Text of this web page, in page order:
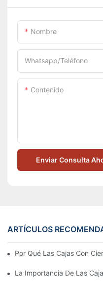
Nombre
Whatsapp/Teléfono
Contenido
Enviar Consulta
ARTÍCULOS
Por Qué Las Cajas Con
La Importancia De Las